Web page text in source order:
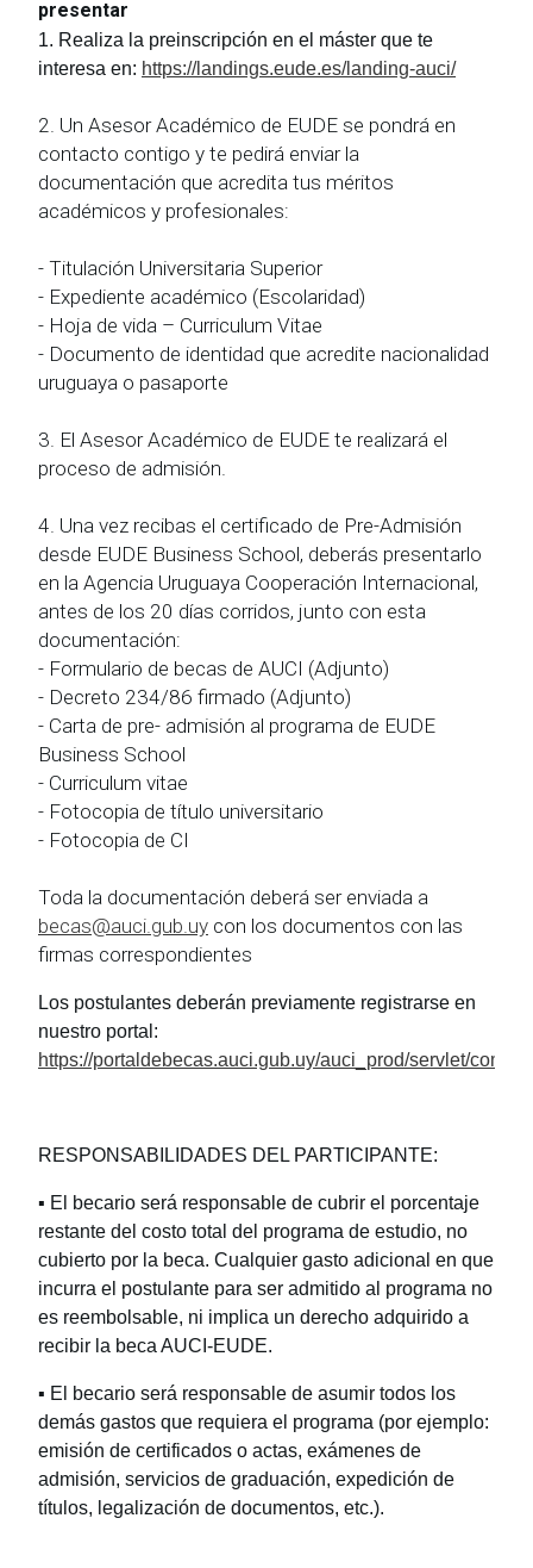
presentar
1. Realiza la preinscripción en el máster que te
interesa en: https://landings.eude.es/landing-auci/
2. Un Asesor Académico de EUDE se pondrá en
contacto contigo y te pedirá enviar la
documentación que acredita tus méritos
académicos y profesionales:
- Titulación Universitaria Superior
- Expediente académico (Escolaridad)
- Hoja de vida – Curriculum Vitae
- Documento de identidad que acredite nacionalidad
uruguaya o pasaporte
3. El Asesor Académico de EUDE te realizará el
proceso de admisión.
4. Una vez recibas el certificado de Pre-Admisión
desde EUDE Business School, deberás presentarlo
en la Agencia Uruguaya Cooperación Internacional,
antes de los 20 días corridos, junto con esta
documentación:
- Formulario de becas de AUCI (Adjunto)
- Decreto 234/86 firmado (Adjunto)
- Carta de pre- admisión al programa de EUDE
Business School
- Curriculum vitae
- Fotocopia de título universitario
- Fotocopia de CI
Toda la documentación deberá ser enviada a
becas@auci.gub.uy con los documentos con las
firmas correspondientes
Los postulantes deberán previamente registrarse en
nuestro portal:
https://portaldebecas.auci.gub.uy/auci_prod/servlet/
RESPONSABILIDADES DEL PARTICIPANTE:
▪ El becario será responsable de cubrir el porcentaje
restante del costo total del programa de estudio, no
cubierto por la beca. Cualquier gasto adicional en que
incurra el postulante para ser admitido al programa no
es reembolsable, ni implica un derecho adquirido a
recibir la beca AUCI-EUDE.
▪ El becario será responsable de asumir todos los
demás gastos que requiera el programa (por ejemplo:
emisión de certificados o actas, exámenes de
admisión, servicios de graduación, expedición de
títulos, legalización de documentos, etc.).